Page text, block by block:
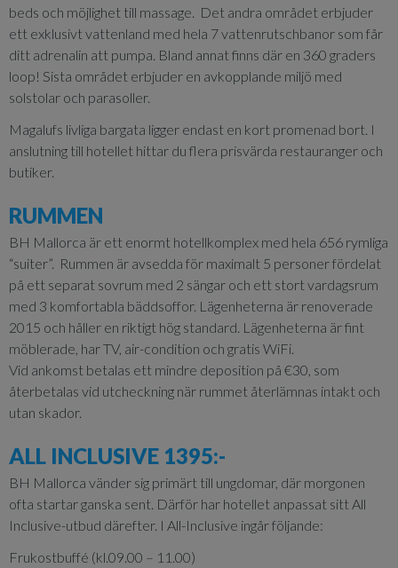
beds och möjlighet till massage. Det andra området erbjuder
ett exklusivt vattenland med hela 7 vattenrutschbanor som får
ditt adrenalin att pumpa. Bland annat finns där en 360 graders
loop! Sista området erbjuder en avkopplande miljö med
solstolar och parasoller.
Magalufs livliga bargata ligger endast en kort promenad bort. I
anslutning till hotellet hittar du flera prisvärda restauranger och
butiker.
RUMMEN
BH Mallorca är ett enormt hotellkomplex med hela 656 rymliga
“suiter”. Rummen är avsedda för maximalt 5 personer fördelat
på ett separat sovrum med 2 sängar och ett stort vardagsrum
med 3 komfortabla bäddsoffor. Lägenheterna är renoverade
2015 och håller en riktigt hög standard. Lägenheterna är fint
möblerade, har TV, air-condition och gratis WiFi.
Vid ankomst betalas ett mindre deposition på €30, som
återbetalas vid utcheckning när rummet återlämnas intakt och
utan skador.
ALL INCLUSIVE 1395:-
BH Mallorca vänder sig primärt till ungdomar, där morgonen
ofta startar ganska sent. Därför har hotellet anpassat sitt All
Inclusive-utbud därefter. I All-Inclusive ingår följande:
Frukostbuffé (kl.09.00 – 11.00)